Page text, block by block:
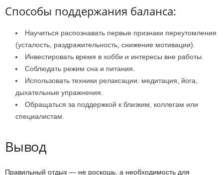
Способы поддержания баланса:
Научиться распознавать первые признаки переутомления
(усталость, раздражительность, снижение мотивации).
Инвестировать время в хобби и интересы вне работы.
Соблюдать режим сна и питания.
Использовать техники релаксации: медитация, йога,
дыхательные упражнения.
Обращаться за поддержкой к близким, коллегам или
специалистам.
Вывод
Правильный отдых — не роскошь, а необходимость для